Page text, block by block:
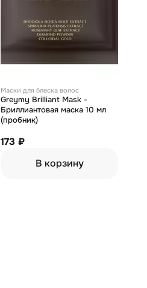
Маски для блеска волос
Greymy Brilliant Mask -
Бриллиантовая маска 10 мл
(пробник)
173 ₽
В корзину